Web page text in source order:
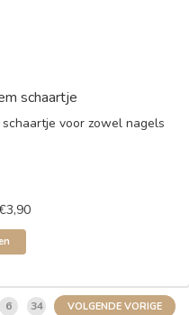
schaartje
voor zowel nagels
6 34 VOLGENDE VORIGE